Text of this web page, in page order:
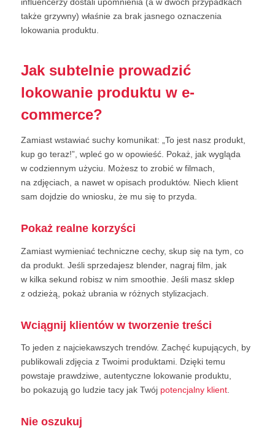
także grzywny) właśnie za brak jasnego oznaczenia
lokowania produktu.
Jak subtelnie prowadzić
lokowanie produktu w e-
commerce?
Zamiast wstawiać suchy komunikat: „To jest nasz produkt,
kup go teraz!”, wpleć go w opowieść. Pokaż, jak wygląda
w codziennym użyciu. Możesz to zrobić w filmach,
na zdjęciach, a nawet w opisach produktów. Niech klient
sam dojdzie do wniosku, że mu się to przyda.
Pokaż realne korzyści
Zamiast wymieniać techniczne cechy, skup się na tym, co
da produkt. Jeśli sprzedajesz blender, nagraj film, jak
w kilka sekund robisz w nim smoothie. Jeśli masz sklep
z odzieżą, pokaż ubrania w różnych stylizacjach.
Wciągnij klientów w tworzenie treści
To jeden z najciekawszych trendów. Zachęć kupujących, by
publikowali zdjęcia z Twoimi produktami. Dzięki temu
powstaje prawdziwe, autentyczne lokowanie produktu,
bo pokazują go ludzie tacy jak Twój potencjalny klient.
Nie oszukuj